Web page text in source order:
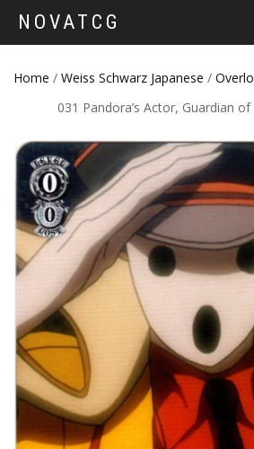
NOVATCG
Home / Weiss Schwarz Japanese /
031 Pandora’s Actor, Guardian